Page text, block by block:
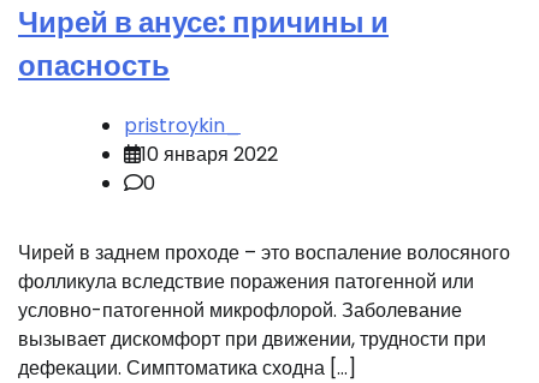
Чирей в анусе: причины и
опасность
pristroykin_
10 января 2022
0
Чирей в заднем проходе – это воспаление волосяного
фолликула вследствие поражения патогенной или
условно-патогенной микрофлорой. Заболевание
вызывает дискомфорт при движении, трудности при
дефекации. Симптоматика сходна […]